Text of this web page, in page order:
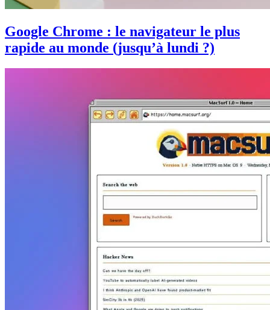
Google Chrome : le navigateur le plus
rapide au monde (jusqu’à lundi ?)